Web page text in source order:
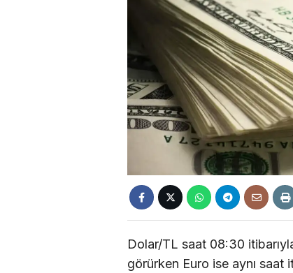
Dolar/TL saat 08:30
görürken Euro ise aynı